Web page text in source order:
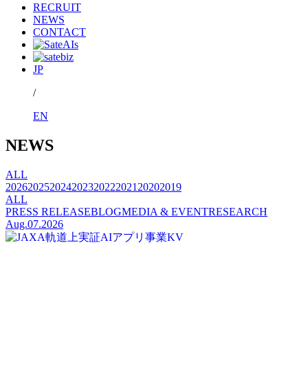
RECRUIT
NEWS
CONTACT
JP
/
EN
NEWS
ALL
202620252024202320222021 20202019
ALL
PRESS RELEASEBLOGMEDIA & EVENTRESEARCH
Aug.07.2026